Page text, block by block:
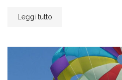
Leggi tutto